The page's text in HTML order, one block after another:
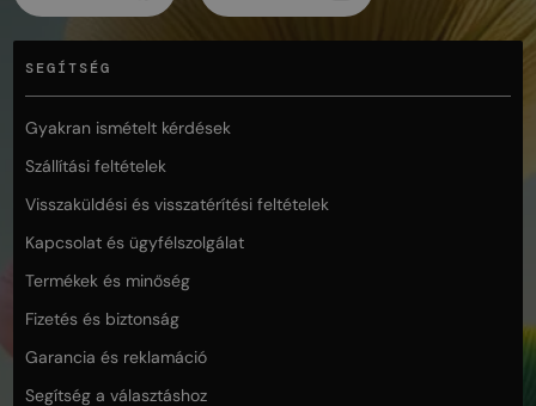
SEGÍTSÉG
Gyakran ismételt kérdések
Szállítási feltételek
Visszaküldési és visszatérítési feltételek
Kapcsolat és ügyfélszolgálat
Termékek és minőség
Fizetés és biztonság
Garancia és reklamáció
Segítség a választáshoz